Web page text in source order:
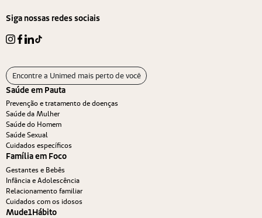
Siga nossas redes sociais
Encontre a Unimed mais perto de você
Saúde em Pauta
Prevenção e tratamento de doenças
Saúde da Mulher
Saúde do Homem
Saúde Sexual
Cuidados específicos
Família em Foco
Gestantes e Bebês
Infância e Adolescência
Relacionamento familiar
Cuidados com os idosos
Mude1Hábito